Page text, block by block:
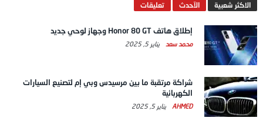
الاكثر شعبية الآحدث تعليقات
إطلاق هاتف Honor 80 GT وجهاز لوحي جديد
محمد سعد يناير 5, 2025
شراكة مرتقبة ما بين مرسيدس وبي إم لتصنيع السيارات
الكهربائية
AHMED يناير 5, 2025